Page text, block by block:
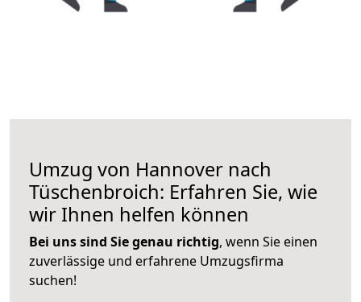
Umzug von Hannover nach
Tüschenbroich: Erfahren Sie, wie
wir Ihnen helfen können
Bei uns sind Sie genau richtig, wenn Sie einen
zuverlässige und erfahrene Umzugsfirma
suchen!